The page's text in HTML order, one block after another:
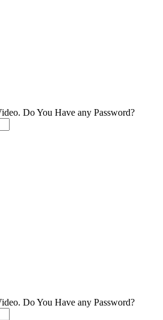
Do You Have any Password?
Do You Have any Password?